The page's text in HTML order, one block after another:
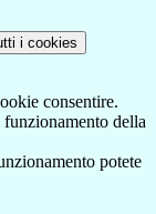
i cookies
consentire.
della
potete